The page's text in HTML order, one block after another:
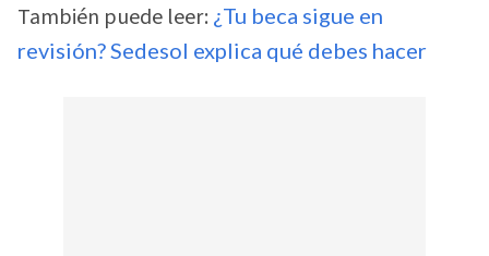
También puede leer: ¿Tu beca sigue en
revisión? Sedesol explica qué debes hacer